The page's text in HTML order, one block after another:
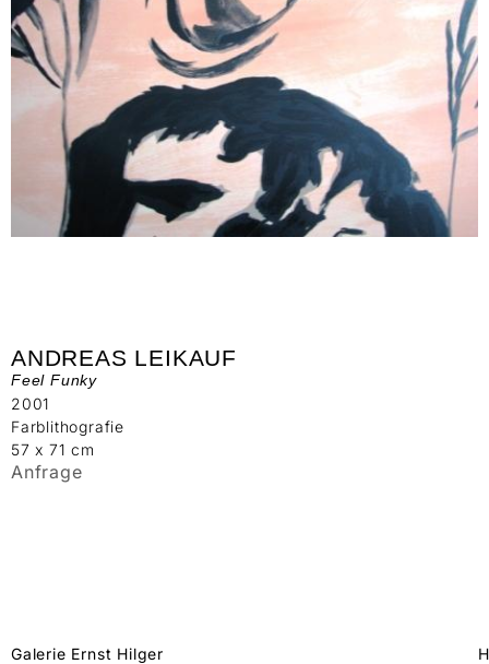
ANDREAS LEIKAUF
Feel Funky
2001
Farblithografie
57 x 71 cm
Anfrage
Galerie Ernst Hilger